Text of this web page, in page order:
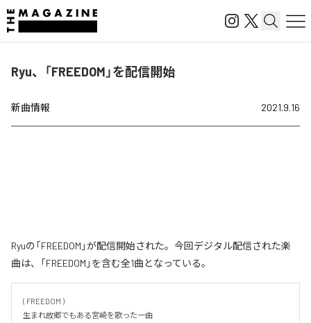
Ryu、「FREEDOM」を配信開始
新曲情報 2021.9.16
Ryuの「FREEDOM」が配信開始された。今回デジタル配信された楽
曲は、「FREEDOM」を含む全1曲となっている。
( FREEDOM )
生まれ故郷でもある宮崎を歌った一曲